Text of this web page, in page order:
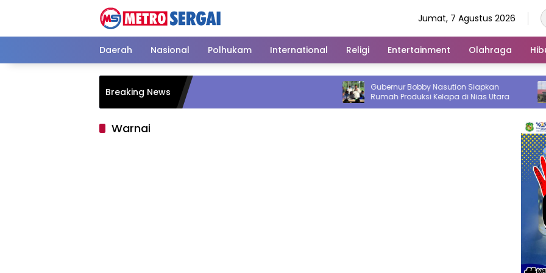
Jumat, 7 Agustus 2026
Daerah Nasional Polhukam International Religi Entertainment Olahraga
Breaking News
Gubernur Bobby Nasution Siapkan
Rumah Produksi Kelapa di Nias Utara
49
Warnai